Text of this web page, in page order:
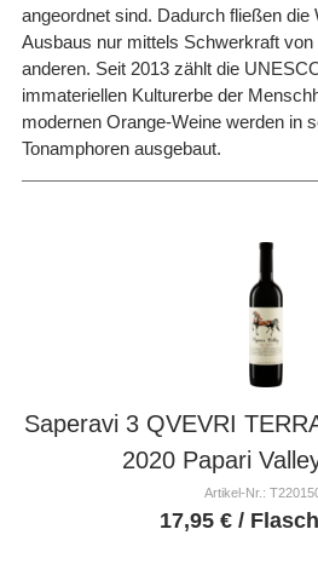
angeordnet sind. Dadurch fließen die
Ausbaus nur mittels Schwerkraft
anderen. Seit 2013 zählt die
immateriellen Kulturerbe der
modernen Orange-Weine werden in
Tonamphoren ausgebaut.
Saperavi 3 QVEVRI
2020 Papari
Artikel-Nr.:
17,95 €/